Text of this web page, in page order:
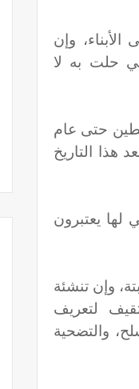
وإن
حلت به لا
حتى عام
هذا التاريخ
لها يعتبرون
وإن تنشئة
لتعريف
والتضحية